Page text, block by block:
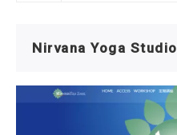
Nirvana Yoga Studio